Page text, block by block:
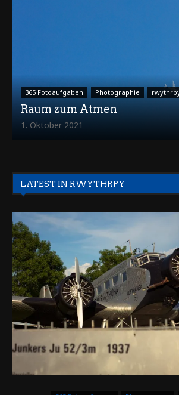
365 Fotoaufgaben Photographie
Raum zum Atmen
1. Oktober 2021
LATEST IN RWYTHRPY